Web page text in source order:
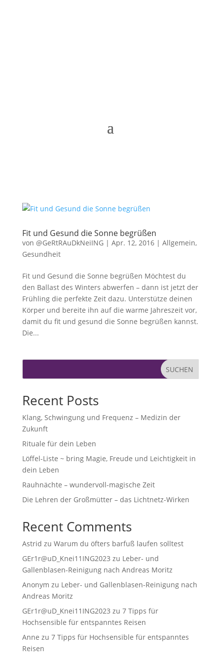
Fit und Gesund die Sonne begrüßen
von @GeRtRAuDkNeiING| Apr. 12, 2016| Allgemein,
Gesundheit
Fit und Gesund die Sonne begrüßen Möchtest du
den Ballast des Winters abwerfen – dann ist jetzt der
Frühling die perfekte Zeit dazu. Unterstütze deinen
Körper und bereite ihn auf die warme Jahreszeit vor,
damit du fit und gesund die Sonne begrüßen kannst.
Die...
SUCHEN
Recent Posts
Klang, Schwingung und Frequenz – Medizin der
Zukunft
Rituale für dein Leben
Löffel-Liste ~ bring Magie, Freude und Leichtigkeit in
dein Leben
Rauhnächte – wundervoll-magische Zeit
Die Lehren der Großmütter – das Lichtnetz-Wirken
Recent Comments
Astrid zu Warum du öfters barfuß laufen solltest
GEr1r@uD_Knei11ING2023 zu Leber- und
Gallenblasen-Reinigung nach Andreas Moritz
Anonym zu Leber- und Gallenblasen-Reinigung nach
Andreas Moritz
GEr1r@uD_Knei11ING2023 zu 7 Tipps für
Hochsensible für entspanntes Reisen
Anne zu 7 Tipps für Hochsensible für entspanntes
Reisen